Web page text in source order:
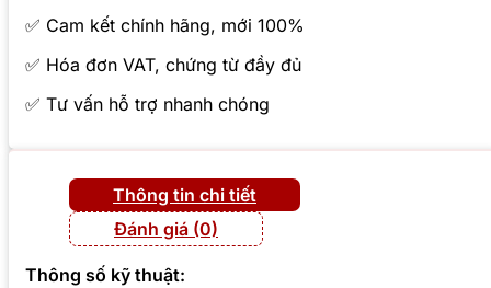
✅ Cam kết chính hãng, mới 100%
✅ Hóa đơn VAT, chứng từ đầy đủ
✅ Tư vấn hỗ trợ nhanh chóng
Thông tin chi tiết
Đánh giá (0)
Thông số kỹ thuật: